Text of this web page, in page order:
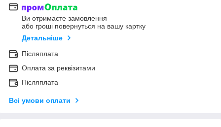
Ви отримаєте замовлення
або гроші повернуться на вашу картку
Детальніше
Післяплата
Оплата за реквізитами
Післяплата
Всі умови оплати